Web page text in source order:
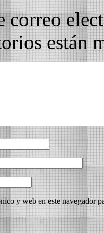
correo
están
y web en este navegador